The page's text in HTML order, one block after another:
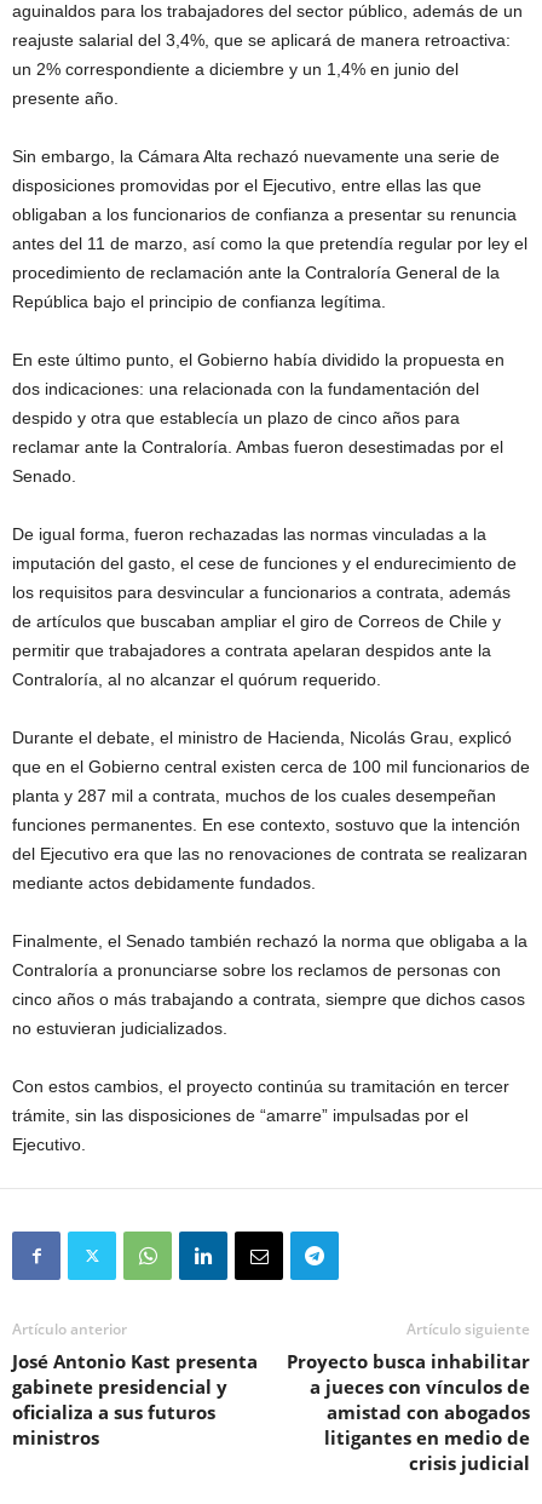
aguinaldos para los trabajadores del sector público, además de un
reajuste salarial del 3,4%, que se aplicará de manera retroactiva:
un 2% correspondiente a diciembre y un 1,4% en junio del
presente año.
Sin embargo, la Cámara Alta rechazó nuevamente una serie de
disposiciones promovidas por el Ejecutivo, entre ellas las que
obligaban a los funcionarios de confianza a presentar su renuncia
antes del 11 de marzo, así como la que pretendía regular por ley el
procedimiento de reclamación ante la Contraloría General de la
República bajo el principio de confianza legítima.
En este último punto, el Gobierno había dividido la propuesta en
dos indicaciones: una relacionada con la fundamentación del
despido y otra que establecía un plazo de cinco años para
reclamar ante la Contraloría. Ambas fueron desestimadas por el
Senado.
De igual forma, fueron rechazadas las normas vinculadas a la
imputación del gasto, el cese de funciones y el endurecimiento de
los requisitos para desvincular a funcionarios a contrata, además
de artículos que buscaban ampliar el giro de Correos de Chile y
permitir que trabajadores a contrata apelaran despidos ante la
Contraloría, al no alcanzar el quórum requerido.
Durante el debate, el ministro de Hacienda, Nicolás Grau, explicó
que en el Gobierno central existen cerca de 100 mil funcionarios de
planta y 287 mil a contrata, muchos de los cuales desempeñan
funciones permanentes. En ese contexto, sostuvo que la intención
del Ejecutivo era que las no renovaciones de contrata se realizaran
mediante actos debidamente fundados.
Finalmente, el Senado también rechazó la norma que obligaba a la
Contraloría a pronunciarse sobre los reclamos de personas con
cinco años o más trabajando a contrata, siempre que dichos casos
no estuvieran judicializados.
Con estos cambios, el proyecto continúa su tramitación en tercer
trámite, sin las disposiciones de “amarre” impulsadas por el
Ejecutivo.
Artículo anterior
José Antonio Kast presenta
gabinete presidencial y
oficializa a sus futuros
ministros
Artículo siguiente
Proyecto busca inhabilitar
a jueces con vínculos de
amistad con abogados
litigantes en medio de
crisis judicial